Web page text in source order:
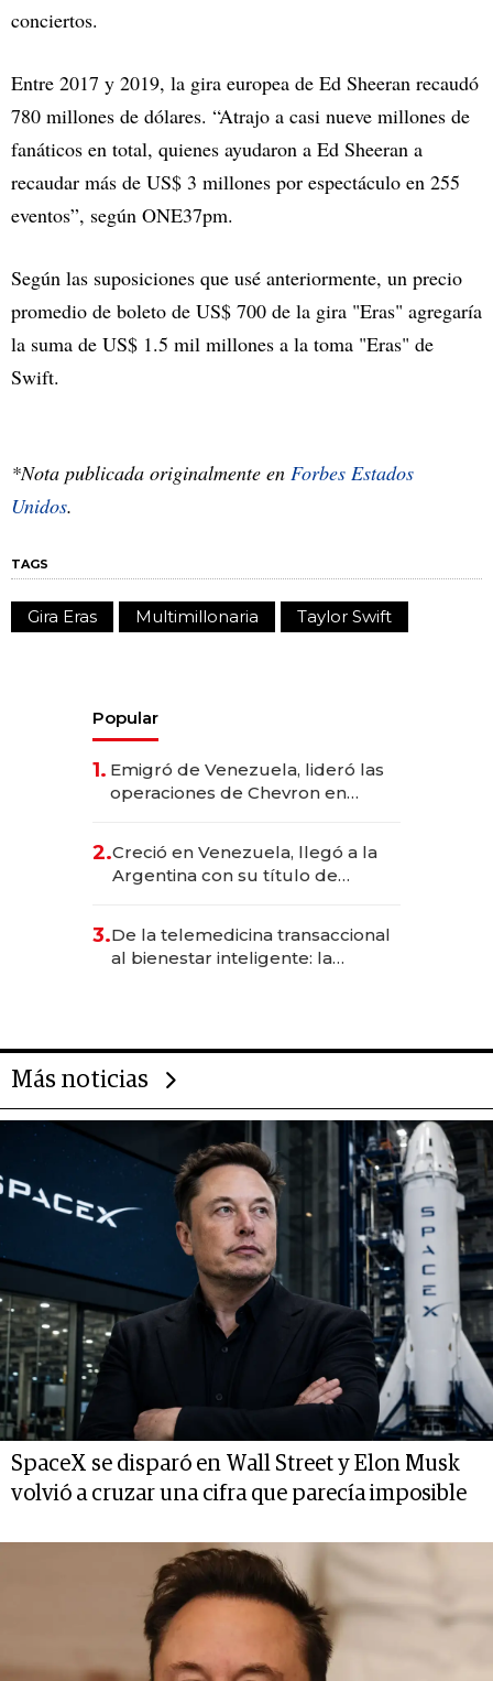
conciertos.
Entre 2017 y 2019, la gira europea de Ed Sheeran recaudó
780 millones de dólares. “Atrajo a casi nueve millones de
fanáticos en total, quienes ayudaron a Ed Sheeran a
recaudar más de US$ 3 millones por espectáculo en 255
eventos”, según ONE37pm.
Según las suposiciones que usé anteriormente, un precio
promedio de boleto de US$ 700 de la gira "Eras" agregaría
la suma de US$ 1.5 mil millones a la toma "Eras" de
Swift.
*Nota publicada originalmente en Forbes Estados
Unidos.
TAGS
Gira Eras Multimillonaria Taylor Swift
Popular
1. Emigró de Venezuela, lideró las
operaciones de Chevron en
2.Creció en Venezuela, llegó a la
Argentina con su título de
las marcas "fast premium"
3.De la telemedicina transaccional
al bienestar inteligente: la
Más noticias
SpaceX se disparó en Wall Street y Elon Musk
volvió a cruzar una cifra que parecía imposible